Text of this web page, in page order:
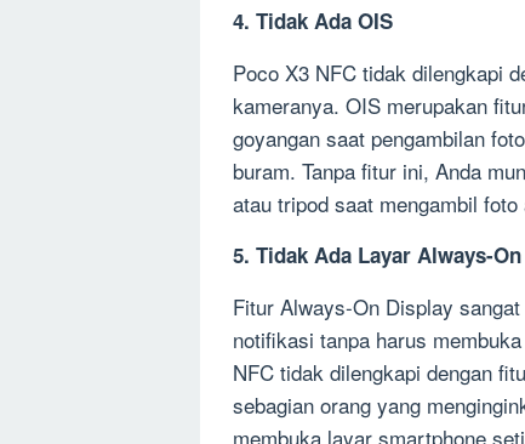
4. Tidak Ada OIS
Poco X3 NFC tidak dilengkapi
kameranya. OIS merupakan
goyangan saat pengambilan
buram. Tanpa fitur ini, Anda
atau tripod saat mengambil
5. Tidak Ada Layar Always-
Fitur Always-On Display
notifikasi tanpa harus
NFC tidak dilengkapi dengan
sebagian orang yang
membuka layar smartphone